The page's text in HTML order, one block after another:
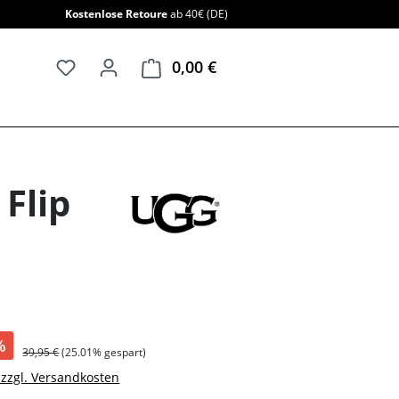
Kostenlose Retoureab 40€ (DE)
0,00 €Warenkorb enthält 0
39,95 €(25.01% gespart)
Versandkosten